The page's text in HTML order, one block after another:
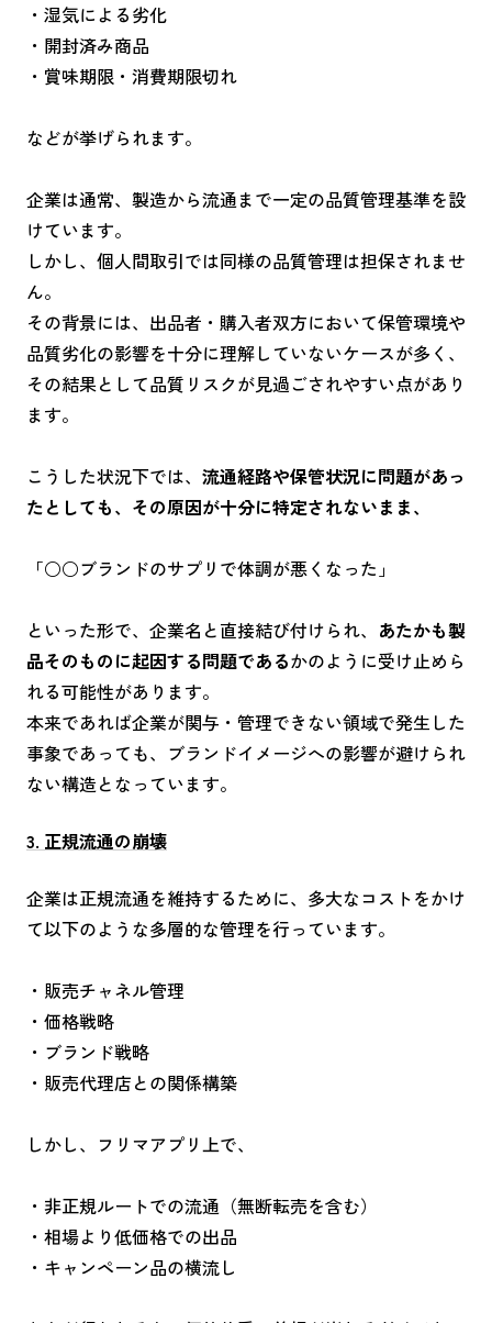
・湿気による劣化
・開封済み商品
・賞味期限・消費期限切れ
などが挙げられます。
企業は通常、製造から流通まで一定の品質管理基準を設
けています。
しかし、個人間取引では同様の品質管理は担保されませ
ん。
その背景には、出品者・購入者双方において保管環境や
品質劣化の影響を十分に理解していないケースが多く、
その結果として品質リスクが見過ごされやすい点があり
ます。
こうした状況下では、 流通経路や保管状況に問題があっ
たとしても、その原因が十分に特定されないまま、
「○○ブランドのサプリで体調が悪くなった」
といった形で、企業名と直接結び付けられ、 あたかも製
品そのものに起因する問題であるかのように受け止めら
れる可能性があります。
本来であれば企業が関与・管理できない領域で発生した
事象であっても、ブランドイメージへの影響が避けられ
ない構造となっています。
3. 正規流通の崩壊
企業は正規流通を維持するために、多大なコストをかけ
て以下のような多層的な管理を行っています。
・販売チャネル管理
・価格戦略
・ブランド戦略
・販売代理店との関係構築
しかし、フリマアプリ上で、
・非正規ルートでの流通（無断転売を含む）
・相場より低価格での出品
・キャンペーン品の横流し